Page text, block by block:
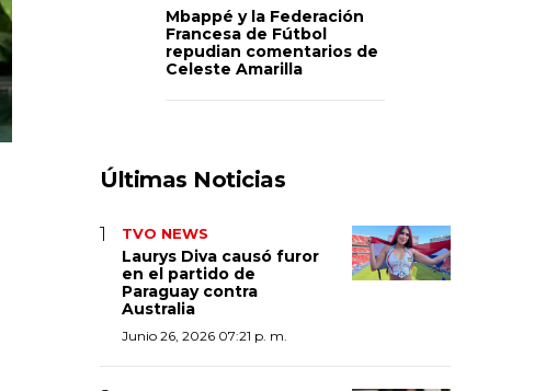
Mbappé y la Federación
Francesa de Fútbol
repudian comentarios de
Celeste Amarilla
Últimas Noticias
TVO NEWS
Laurys Diva causó furor
en el partido de
Paraguay contra
Australia
Junio 26, 2026 07:21 p. m.